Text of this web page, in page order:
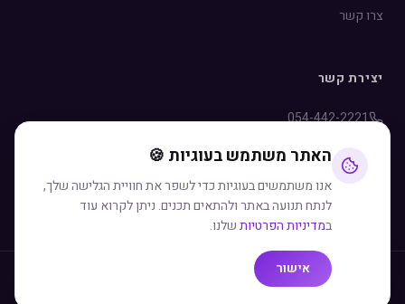
צרו קשר
יצירת קשר
054-442-2221
info@rozen.co.il
WhatsApp
2026
האתר משתמש בעוגיות 🍪
אנו משתמשים בעוגיות כדי לשפר את חוויית הגלישה שלך,
לנתח תנועה באתר ולהתאים תכנים. ניתן לקרוא עוד
במדיניות הפרטיותשלנו.
אישור